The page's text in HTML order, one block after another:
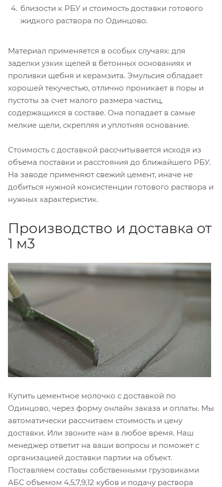
близости к РБУ и стоимость доставки готового
жидкого раствора по Одинцово.
Материал применяется в особых случаях: для
заделки узких щелей в бетонных основаниях и
проливки щебня и керамзита. Эмульсия обладает
хорошей текучестью, отлично проникает в поры и
пустоты за счет малого размера частиц,
содержащихся в составе. Она попадает в самые
мелкие щели, скрепляя и уплотняя основание.
Стоимость с доставкой рассчитывается исходя из
объема поставки и расстояния до ближайшего РБУ.
На заводе применяют свежий цемент, иначе не
добиться нужной консистенции готового раствора и
нужных характеристик.
Производство и доставка от
1 м3
Купить цементное молочко с доставкой по
Одинцово, через форму онлайн заказа и оплаты. Мы
автоматически рассчитаем стоимость и цену
доставки. Или звоните нам в любое время. Наш
менеджер ответит на ваши вопросы и поможет с
организацией доставки партии на объект.
Поставляем составы собственными грузовиками
АБС объемом 4,5,7,9,12 кубов и подачу раствора